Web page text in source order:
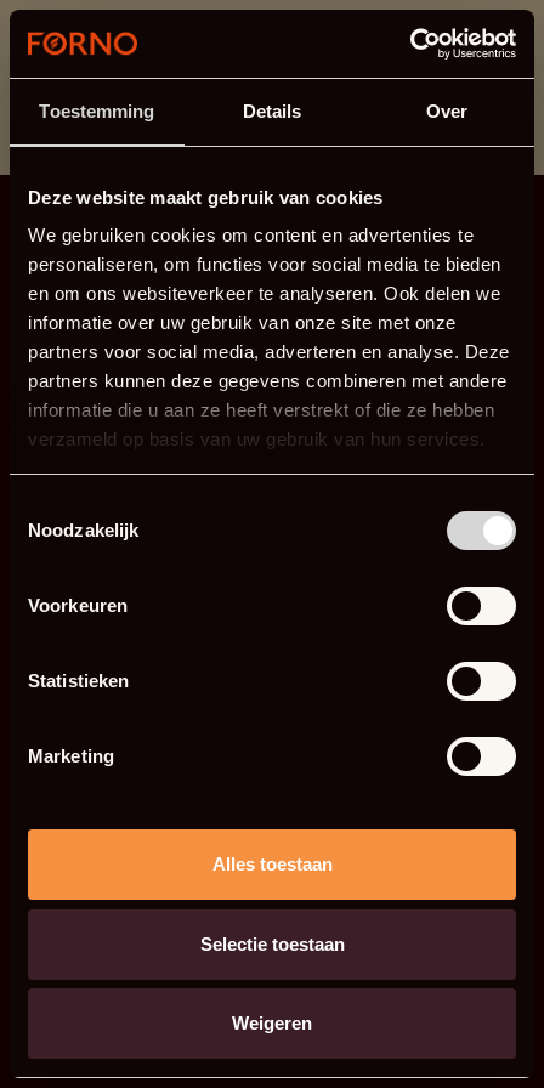
Toestemming Details Over
Deze website maakt gebruik van cookies
We gebruiken cookies om content en advertenties te
personaliseren, om functies voor social media te bieden
en om ons websiteverkeer te analyseren. Ook delen we
informatie over uw gebruik van onze site met onze
partners voor social media, adverteren en analyse. Deze
partners kunnen deze gegevens combineren met andere
informatie die u aan ze heeft verstrekt of die ze hebben
verzameld op basis van uw gebruik van hun services.
Noodzakelijk
Voorkeuren
Statistieken
Marketing
Alles toestaan
Selectie toestaan
Weigeren
Cette section est actuellement en maintenance.
Si vous manquez des informations, vous pouvez nous
appeler au +31 413 395 295 ou nous envoyer un e-